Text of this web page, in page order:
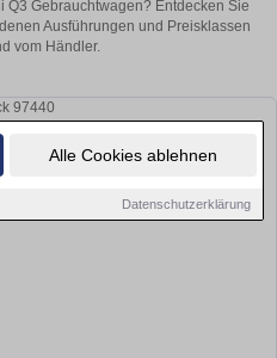
Alle Cookies ablehnen
Datenschutzerklärung
Gebrauchtwagen? Entdecken Sie
Ausführungen und Preisklassen
vom Händler.